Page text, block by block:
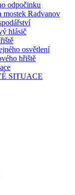
odpočinku
mostek Radvanov
hlásič
osvětlení
hřiště
SITUACE